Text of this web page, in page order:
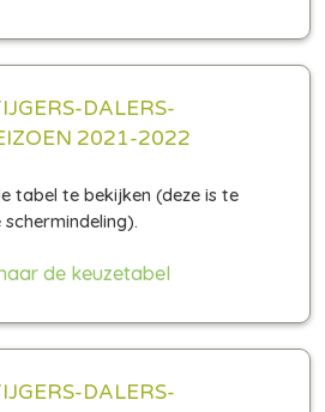
DALERS-
2021-2022
de keuzetabel
DALERS-